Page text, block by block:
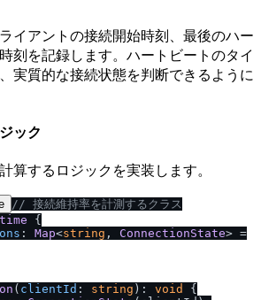
イアントの接続開始時刻、最後のハー
刻を記録します。ハートビートのタイ
実質的な接続状態を判断できるように
ック
算するロジックを実装します。
// 接続維持率を計測するクラス
{
: Map<string , ConnectionState> =
( clientId : string ): void
{